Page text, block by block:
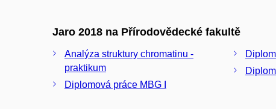
Jaro 2018 na Přírodovědecké fakultě
Analýza struktury chromatinu -
praktikum
Diplomová práce MBG I